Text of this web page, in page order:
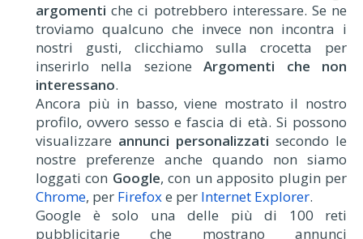
argomenti che ci potrebbero interessare. Se ne
troviamo qualcuno che invece non incontra i
nostri gusti, clicchiamo sulla crocetta per
inserirlo nella sezioneArgomenti che non
interessano.
Ancora più in basso, viene mostrato il nostro
profilo, ovvero sesso e fascia di età. Si possono
visualizzare annunci personalizzati secondo le
nostre preferenze anche quando non siamo
loggati con Google, con un apposito plugin per
Chrome, per Firefoxe per Internet Explorer.
Google è solo una delle più di 100 reti
pubblicitarie che mostrano annunci